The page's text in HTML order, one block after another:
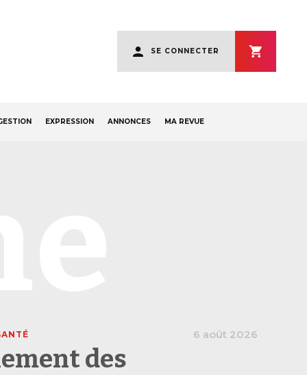
account
menu
SE CONNECTER
EXPRESSION ANNONCES MA REVUE
6 août 2026
des